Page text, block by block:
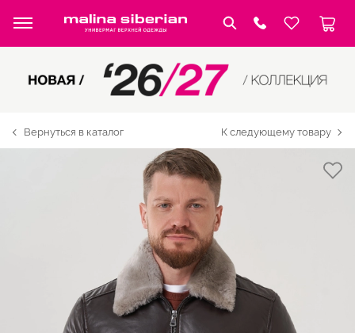
Вернуться в каталог К следующему товару